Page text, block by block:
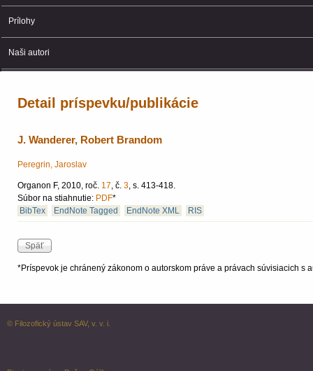
Prílohy
Naši autori
Detail príspevku/publikácie
J. Wanderer, Robert Brandom
Peregrin, Jaroslav
Organon F, 2010, roč. 17, č. 3, s. 413-418.
Súbor na stiahnutie: PDF*
BibTex
EndNote Tagged EndNote XML RIS
*Príspevok je chránený zákonom o autorskom práve a právach súvisiacich s
© Filozofický ústav SAV, v. v. i.